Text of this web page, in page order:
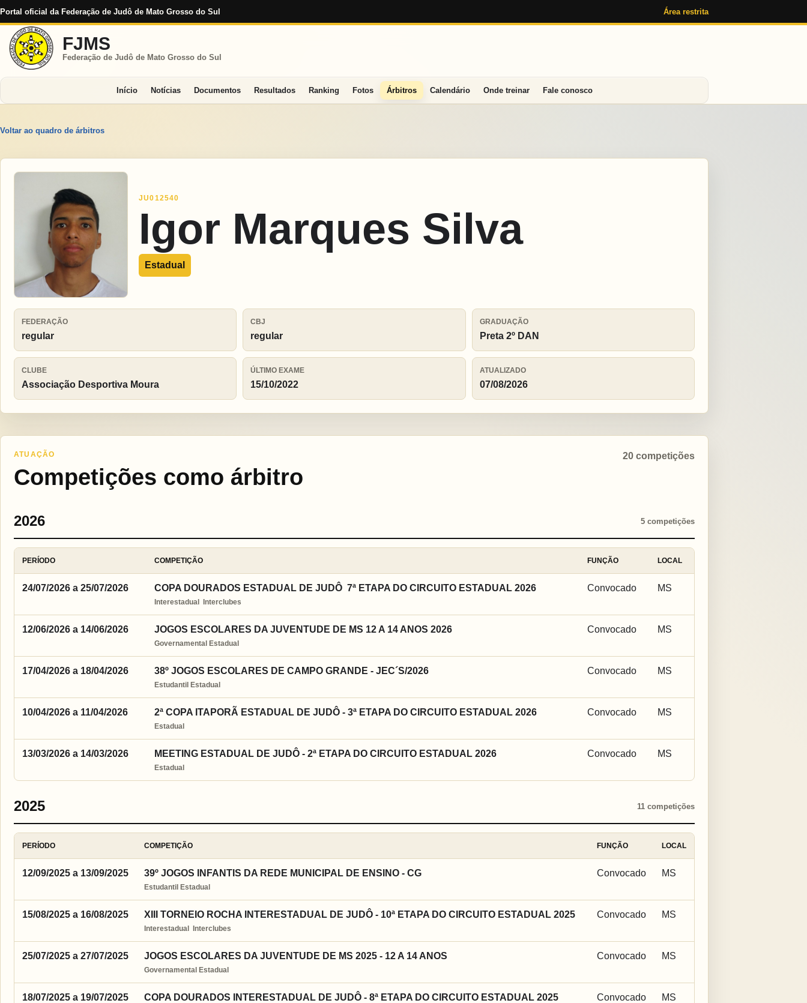
Portal oficial da Federação de Judô de Mato Grosso do Sul Área restrita
FJMS
Federação de Judô de Mato Grosso do Sul
Início Notícias Documentos Resultados Ranking Fotos Árbitros Calendário Onde treinar Fale conosco
Voltar ao quadro de árbitros
JU012540
Igor Marques Silva
Estadual
FEDERAÇÃO
regular
CBJ
regular
GRADUAÇÃO
Preta 2º DAN
CLUBE
Associação Desportiva Moura
ÚLTIMO EXAME
15/10/2022
ATUALIZADO
07/08/2026
ATUAÇÃO
Competições como árbitro
20 competições
2026 5 competições
PERÍODO COMPETIÇÃO FUNÇÃO LOCAL
24/07/2026 a 25/07/2026 COPA DOURADOS ESTADUAL DE JUDÔ  7ª ETAPA DO CIRCUITO ESTADUAL 2026
Interestadual  Interclubes
Convocado MS
12/06/2026 a 14/06/2026 JOGOS ESCOLARES DA JUVENTUDE DE MS 12 A 14 ANOS 2026
Governamental Estadual
Convocado MS
17/04/2026 a 18/04/2026 38º JOGOS ESCOLARES DE CAMPO GRANDE - JEC´S/2026
Estudantil Estadual
Convocado MS
10/04/2026 a 11/04/2026 2ª COPA ITAPORÃ ESTADUAL DE JUDÔ - 3ª ETAPA DO CIRCUITO ESTADUAL 2026
Estadual
Convocado MS
13/03/2026 a 14/03/2026 MEETING ESTADUAL DE JUDÔ - 2ª ETAPA DO CIRCUITO ESTADUAL 2026
Estadual
Convocado MS
2025 11 competições
PERÍODO COMPETIÇÃO FUNÇÃO LOCAL
12/09/2025 a 13/09/2025 39º JOGOS INFANTIS DA REDE MUNICIPAL DE ENSINO - CG
Estudantil Estadual
Convocado MS
15/08/2025 a 16/08/2025 XIII TORNEIO ROCHA INTERESTADUAL DE JUDÔ - 10ª ETAPA DO CIRCUITO ESTADUAL 2025
Interestadual  Interclubes
Convocado MS
25/07/2025 a 27/07/2025 JOGOS ESCOLARES DA JUVENTUDE DE MS 2025 - 12 A 14 ANOS
Governamental Estadual
Convocado MS
18/07/2025 a 19/07/2025 COPA DOURADOS INTERESTADUAL DE JUDÔ - 8ª ETAPA DO CIRCUITO ESTADUAL 2025 Convocado MS